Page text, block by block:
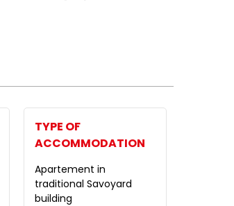
TYPE OF
ACCOMMODATION
Apartement in
traditional Savoyard
building